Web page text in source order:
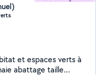
et espaces verts à